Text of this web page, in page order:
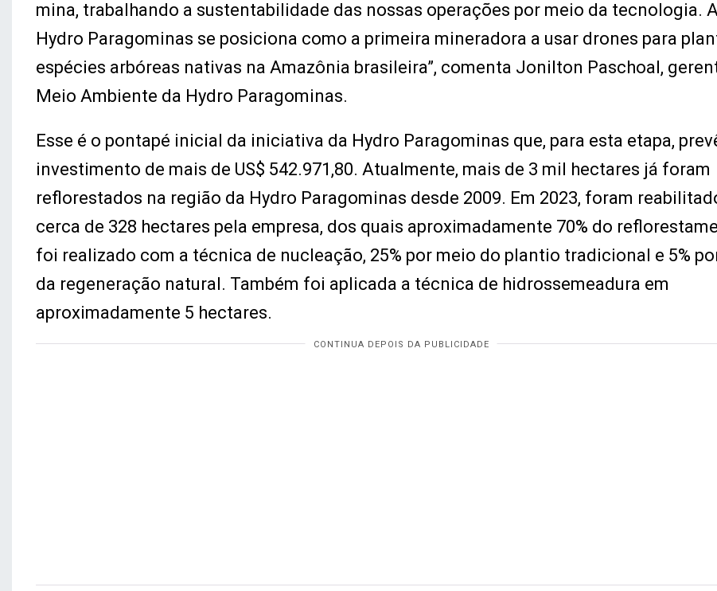
mina, trabalhando a sustentabilidade das nossas operações por meio da tecnologia. A
Hydro Paragominas se posiciona como a primeira mineradora a usar drones para
espécies arbóreas nativas na Amazônia brasileira”, comenta Jonilton Paschoal,
Meio Ambiente da Hydro Paragominas.
Esse é o pontapé inicial da iniciativa da Hydro Paragominas que, para esta etapa,
investimento de mais de US$ 542.971,80. Atualmente, mais de 3 mil hectares já foram
reflorestados na região da Hydro Paragominas desde 2009. Em 2023, foram
cerca de 328 hectares pela empresa, dos quais aproximadamente 70% do
foi realizado com a técnica de nucleação, 25% por meio do plantio tradicional e 5%
da regeneração natural. Também foi aplicada a técnica de hidrossemeadura em
aproximadamente 5 hectares.